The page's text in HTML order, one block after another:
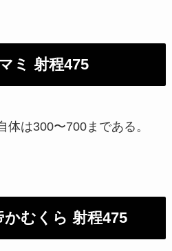
ミ 射程475
は300〜700まである。
かむくら 射程475